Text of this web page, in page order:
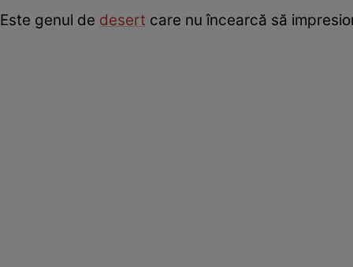
Este genul de desert care nu încearcă să